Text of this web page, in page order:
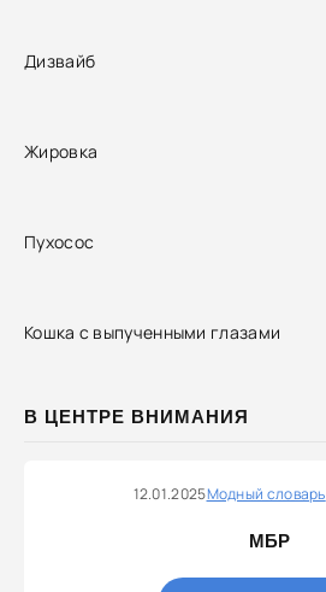
Дизвайб
Жировка
Пухосос
Кошка с выпученными глазами
В ЦЕНТРЕ ВНИМАНИЯ
12.01.2025Модный словарь
МБР